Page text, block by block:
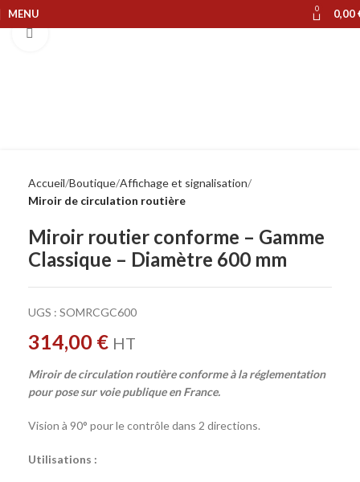
MENU 0 0,00
Accueil Boutique Affichage et signalisation
Miroir de circulation routière
Miroir routier conforme – Gamme
Classique – Diamètre 600 mm
UGS : SOMRCGC600
314,00 € HT
Miroir de circulation routière conforme à la réglementation
pour pose sur voie publique en France.
Vision à 90° pour le contrôle dans 2 directions.
Utilisations :